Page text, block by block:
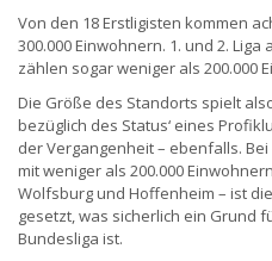
Von den 18 Erstligisten kommen
300.000 Einwohnern. 1. und 2.
zählen sogar weniger als 200.000
Die Größe des Standorts spielt
bezüglich des Status‘ eines
der Vergangenheit – ebenfalls.
mit weniger als 200.000
Wolfsburg und Hoffenheim – ist
gesetzt, was sicherlich ein Grund
Bundesliga ist.